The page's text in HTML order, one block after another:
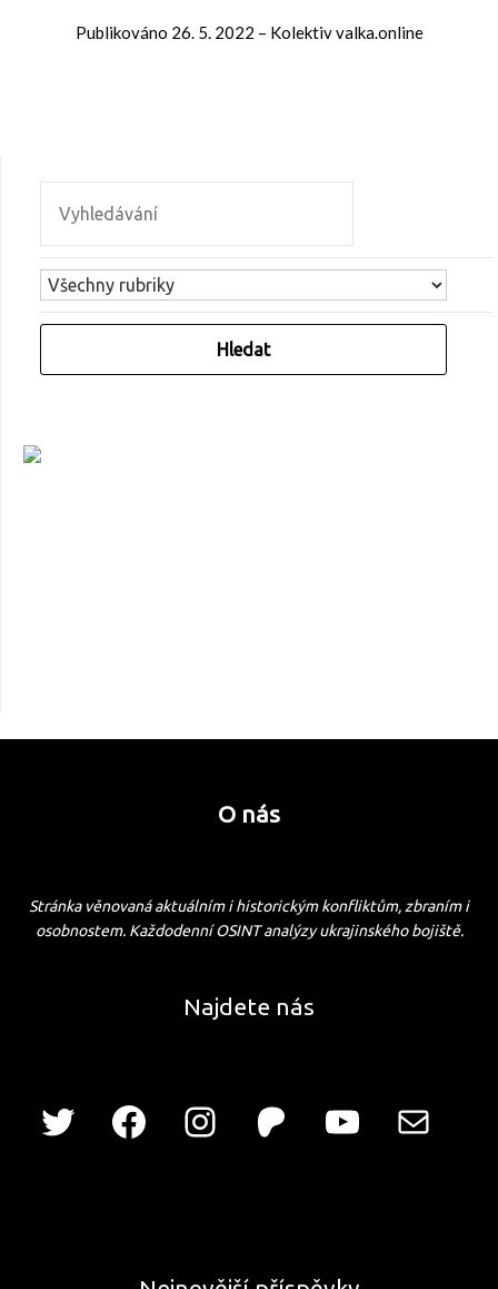
Publikováno 26. 5. 2022 – Kolektiv valka.online
O nás
Stránka věnovaná aktuálním i historickým konfliktům, zbraním i
osobnostem. Každodenní OSINT analýzy ukrajinského bojiště.
Najdete nás